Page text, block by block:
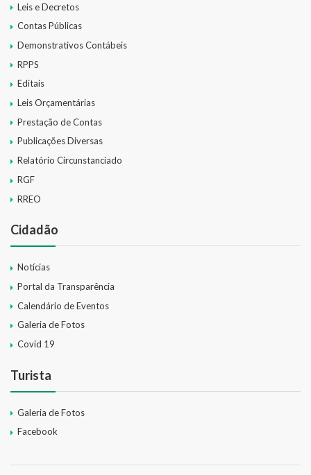
Leis e Decretos
Contas Públicas
Demonstrativos Contábeis
RPPS
Editais
Leis Orçamentárias
Prestação de Contas
Publicações Diversas
Relatório Circunstanciado
RGF
RREO
Cidadão
Notícias
Portal da Transparência
Calendário de Eventos
Galeria de Fotos
Covid 19
Turista
Galeria de Fotos
Facebook